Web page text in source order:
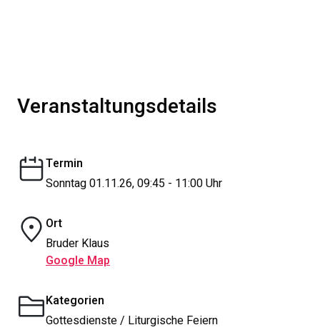
Veranstaltungsdetails
Termin
Sonntag 01.11.26, 09:45 - 11:00 Uhr
Ort
Bruder Klaus
Google Map
Kategorien
Gottesdienste / Liturgische Feiern